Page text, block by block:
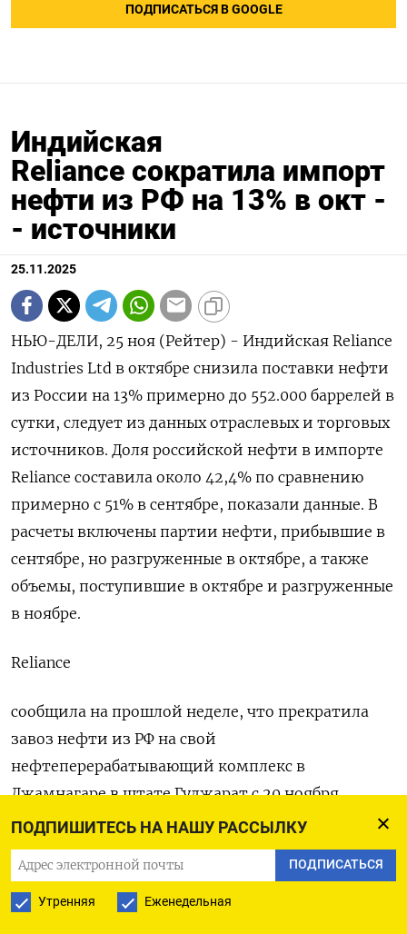
ПОДПИШИТЕСЬ НА НАШУ РАССЫЛКУ
ПОДПИСАТЬСЯ
Утренняя Еженедельная
ПОДПИСАТЬСЯ В GOOGLE
Индийская
Reliance сократила импорт
нефти из РФ на 13% в окт -
- источники
25.11.2025
НЬЮ-ДЕЛИ, 25 ноя (Рейтер) - Индийская Reliance
Industries Ltd в октябре снизила поставки нефти
из России на 13% примерно до 552.000 баррелей в
сутки, следует из данных отраслевых и торговых
источников. Доля российской нефти в импорте
Reliance составила около 42,4% по сравнению
примерно с 51% в сентябре, показали данные. В
расчеты включены партии нефти, прибывшие в
сентябре, но разгруженные в октябре, а также
объемы, поступившие в октябре и разгруженные
в ноябре.
Reliance
сообщила на прошлой неделе, что прекратила
завоз нефти из РФ на свой
нефтеперерабатывающий комплекс в
Джамнагаре в штате Гуджарат с 20 ноября.
Оригинал сообщения на английском языке
доступен по коду: (Нидхи Верма, перевел Томаш
Каник)